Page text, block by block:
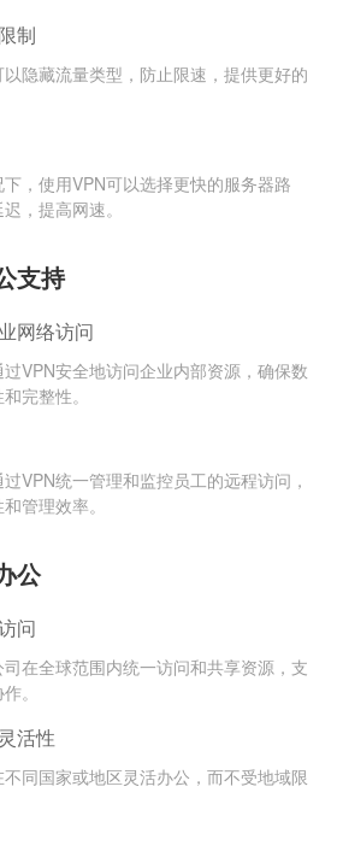
制
隐藏流量类型，防止限速，提供更好的
，使用VPN可以选择更快的服务器路
，提高网速。
支持
网络访问
过VPN安全地访问企业内部资源，确保数
完整性。
VPN统一管理和监控员工的远程访问，
管理效率。
公
问
司在全球范围内统一访问和共享资源，支
。
活性
不同国家或地区灵活办公，而不受地域限